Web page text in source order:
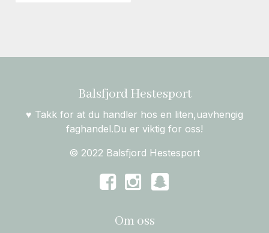
Balsfjord Hestesport
♥ Takk for at du handler hos en liten,uavhengig
faghandel.Du er viktig for oss!
© 2022 Balsfjord Hestesport
Om oss